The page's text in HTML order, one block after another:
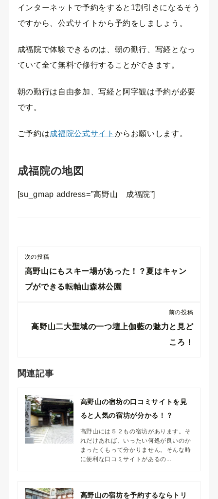
インターネットで予約をすると1割引きになるそう
ですから、公式サイトから予約をしましょう。
成福院で体験できるのは、朝の勤行、写経となっ
ていて全て無料で修行することができます。
朝の勤行は自由参加、写経と阿字観は予約が必要
です。
ご予約は成福院公式サイト からお願いします。
成福院の地図
[su_gmap address=”高野山 成福院”]
次の投稿
高野山にもスキー場があった！？夏はキャン
プができる転軸山森林公園
前の投稿
高野山二大聖域の一つ壇上伽藍の魅力と見ど
ころ！
関連記事
高野山の宿坊の口コミサイトを見
ると人気の宿坊が分かる！？
高野山には５２もの宿坊があります。そ
れだけあれば、いったい何処が良いのか
まったくもって分かりません。そんな時
に便利な口コミサイトがあるの...
高野山の宿坊を予約するならトリ